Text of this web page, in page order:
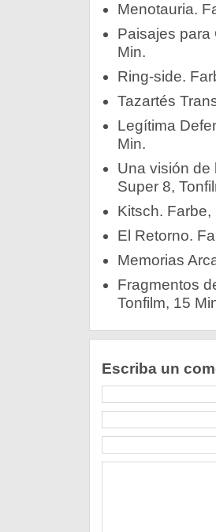
Menotauria.
Paisajes para
Min.
Ring-side.
Tazartés
Legítima
Min.
Una visión de
Super 8,
Kitsch. Farbe,
El Retorno.
Memorias
Fragmentos
Tonfilm, 15
Escriba un